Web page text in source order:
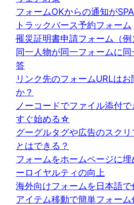
フォームOKからの通知が
トラックバース予約フォーム
罹災証明書申請フォーム（例
同一人物が同一フォームに
答
リンク先のフォームURLは
か？
ノーコードでファイル添付
すぐ始める☆
グーグルタグや広告のスクリ
とはできる？
フォームをホームページに
ーロイヤルティの向上
海外向けフォームを日本語で
アイテム移動で簡単フォーム